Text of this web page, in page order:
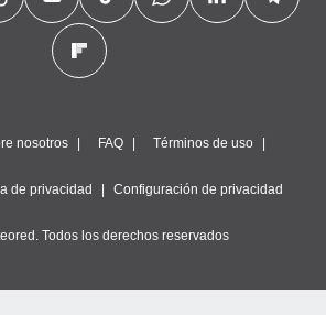
nosotros FAQ Términos de uso
de privacidad Configuración de privacidad
Todos los derechos reservados